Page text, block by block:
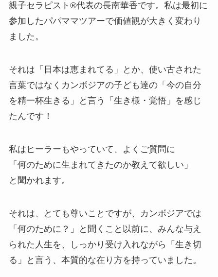
親子セラピスト®︎代表の長南華香です。私は最初に
参加したパパママツアーで価値観が大きく変わり
ました。
それは「日本は恵まれてる」とか、使い古された
言葉ではなくカンボジアの子ども達の「今の自分
を精一杯生きる」と言う「生き様・覚悟」を感じ
たんです！
私はヒーラーもやっていて、よくご質問に
「何のために生まれてきたのか教えて欲しい」
と聞かれます。
それは、とても尊いことですが、カンボジアでは
「何のために？」と聞くこと以前に、みんな与え
られた人生を、しっかり受け入れながら「生き切
る」と言う、本質的な在り方を持っていました。